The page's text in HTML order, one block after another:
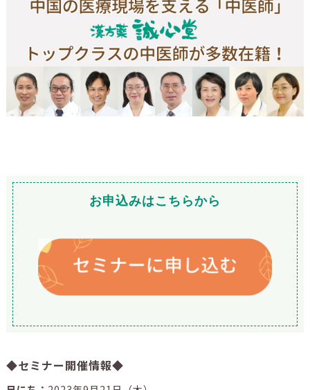
お申込みはこちらから
◆セミナー開催情報◆